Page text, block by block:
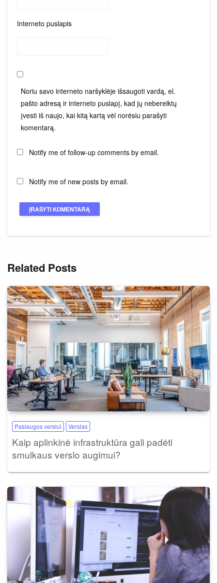
Interneto puslapis
Noriu savo interneto naršyklėje išsaugoti vardą, el.
pašto adresą ir interneto puslapį, kad jų nebereiktų
įvesti iš naujo, kai kitą kartą vėl norėsiu parašyti
komentarą.
Notify me of follow-up comments by email.
Notify me of new posts by email.
Related Posts
Paslaugos verslui Verslas
Kaip aplinkinė infrastruktūra gali padėti
smulkaus verslo augimui?